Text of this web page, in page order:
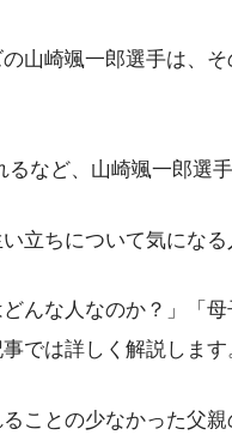
山崎颯一郎選手は、
など、山崎颯一郎選
立ちについて気にな
んな人なのか？」「
では詳しく解説します
ことの少なかった父